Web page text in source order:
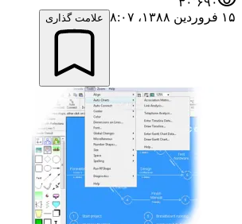
۱۵ فروردین ۱۳۸۸،‏ ۸:۰۷
علامت گذاری